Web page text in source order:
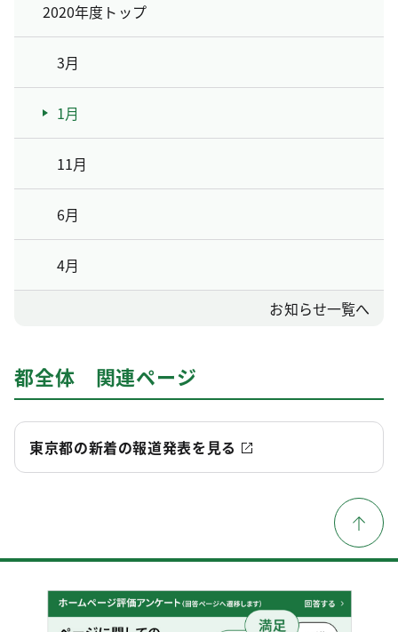
2020年度トップ
3月
1月
11月
6月
4月
お知らせ一覧へ
都全体 関連ページ
東京都の新着の報道発表を見る